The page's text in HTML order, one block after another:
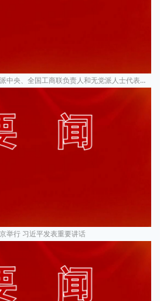
央、全国工商联负责人和无党派人士代表座谈会
举行 习近平发表重要讲话